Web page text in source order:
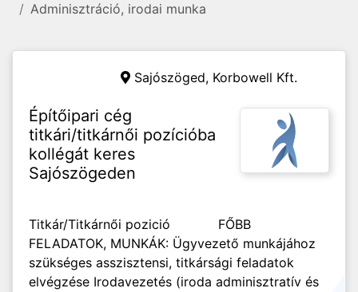
Adminisztráció, irodai munka
Sajószöged, Korbowell Kft.
Építőipari cég
titkári/titkárnői pozícióba
kollégát keres
Sajószögeden
Titkár/Titkárnői pozició FŐBB
FELADATOK, MUNKÁK: Ügyvezető munkájához
szükséges asszisztensi, titkársági feladatok
elvégzése Irodavezetés (iroda adminisztratív és